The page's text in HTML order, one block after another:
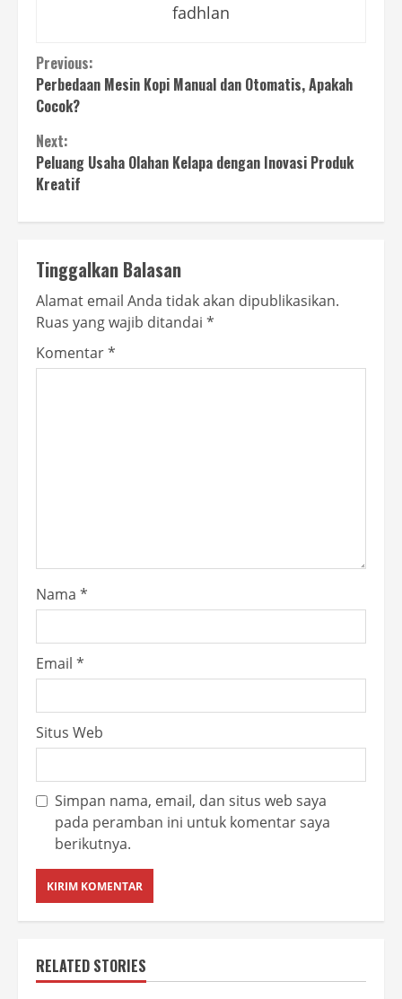
fadhlan
Continue
Reading
Previous:
Perbedaan Mesin Kopi Manual dan Otomatis, Apakah
Cocok?
Next:
Peluang Usaha Olahan Kelapa dengan Inovasi Produk
Kreatif
Tinggalkan Balasan
Alamat email Anda tidak akan dipublikasikan.
Ruas yang wajib ditandai *
Komentar*
Nama *
Email *
Situs Web
Simpan nama, email, dan situs web saya
pada peramban ini untuk komentar saya
berikutnya.
RELATED STORIES